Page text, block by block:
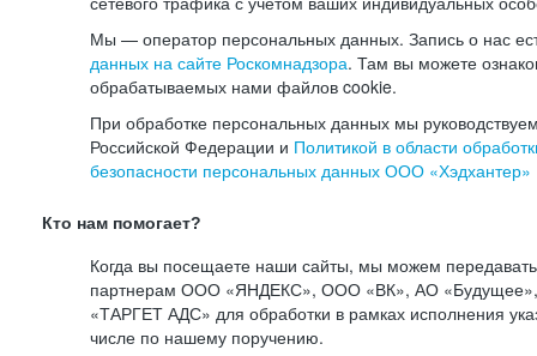
Мы — оператор персональных данных. Запись о нас
данных на сайте Роскомнадзора. Там вы можете
обрабатываемых нами файлов cookie.
При обработке персональных данных мы
Российской Федерации и Политикой в области
безопасности персональных данных ООО «Хэдхантер»
Кто нам помогает?
Когда вы посещаете наши сайты, мы можем
партнерам ООО «ЯНДЕКС», ООО «ВК», АО
«ТАРГЕТ АДС» для обработки в рамках исполнения
числе по нашему поручению.